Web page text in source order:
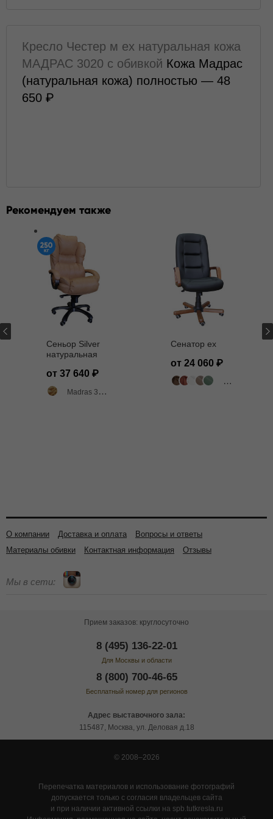
Кресло Честер м ех натуральная кожа
МАДРАС 3020 с обивкой Кожа Мадрас
(натуральная кожа) полностью — 48
650
Рекомендуем также
Сеньор Silver
натуральная
3002
от 37 640
Madras 3002 двухтоновый глянец
Сенатор ех
от 24 060
318 цветов
О компании Доставка и оплата
Вопросы и ответы
Материалы обивки
Контактная информация Отзывы
Мы в сети:
Прием заказов: круглосуточно
8 (495) 136-22-01
Для Москвы и области
8 (800) 700-46-65
Бесплатный номер для регионов
Адрес выставочного зала:
115487, Москва, ул. Деловая д.18
© 2008–2026
Перепечатка материалов и использование фотографий
допускается только с согласия владельцев сайта
и при наличии активной ссылки на spb.tutkresla.ru